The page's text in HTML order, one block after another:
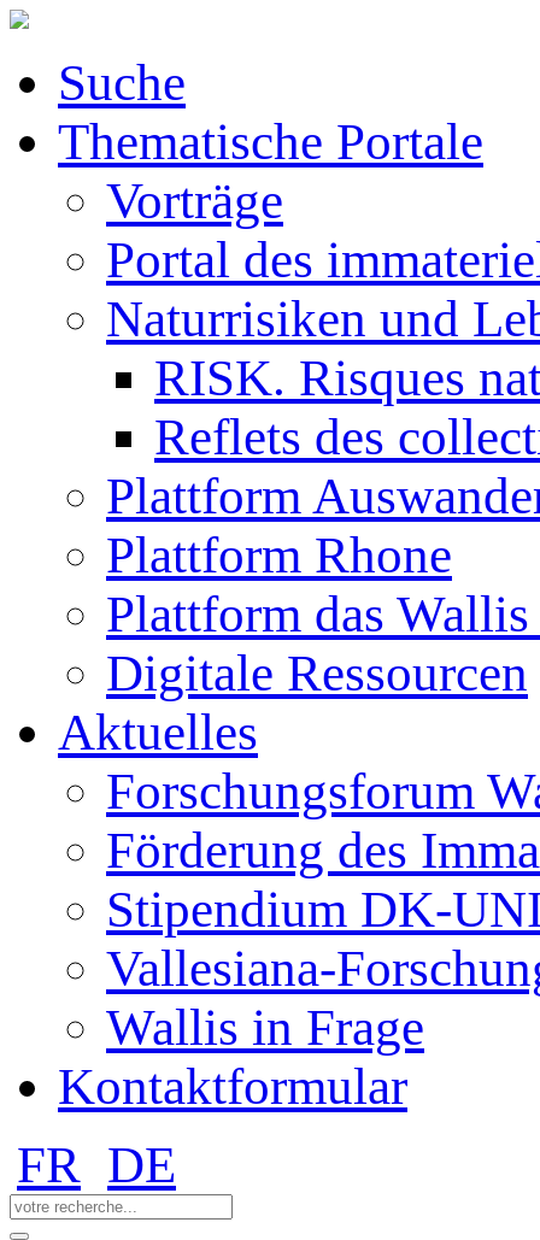
Suche
Thematische Portale
Vorträge
Portal des
Naturrisiken und
RISK. Risques
Reflets des
Plattform
Plattform Rhone
Plattform das Wallis
Digitale Ressourcen
Aktuelles
Forschungsforum
Förderung des
Stipendium DK-
Vallesiana-
Wallis in Frage
Kontaktformular
FR DE